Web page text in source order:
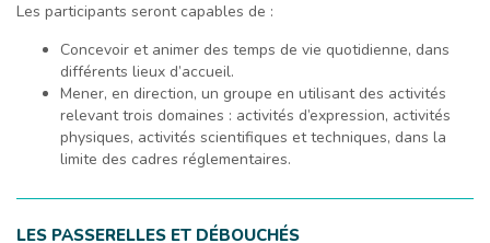
Les participants seront capables de :
Concevoir et animer des temps de vie quotidienne, dans
différents lieux d’accueil.
Mener, en direction, un groupe en utilisant des activités
relevant trois domaines : activités d’expression, activités
physiques, activités scientifiques et techniques, dans la
limite des cadres réglementaires.
LES PASSERELLES ET DÉBOUCHÉS